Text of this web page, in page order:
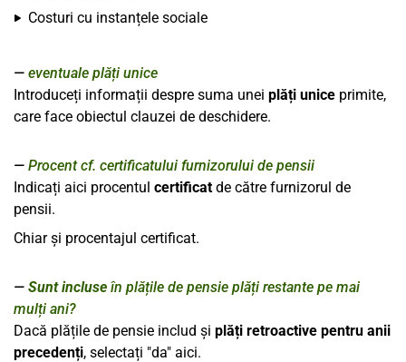
Costuri cu instanțele sociale
eventuale plăți unice
Introduceți informații despre suma unei plăți unice primite,
care face obiectul clauzei de deschidere.
Procent cf. certificatului furnizorului de pensii
Indicați aici procentul certificatde către furnizorul de
pensii.
Chiar și procentajul certificat.
Sunt incluse în plățile de pensie plăți restante pe mai
mulți ani?
Dacă plățile de pensie includ și plăți retroactive pentru anii
precedenți, selectați "da" aici.